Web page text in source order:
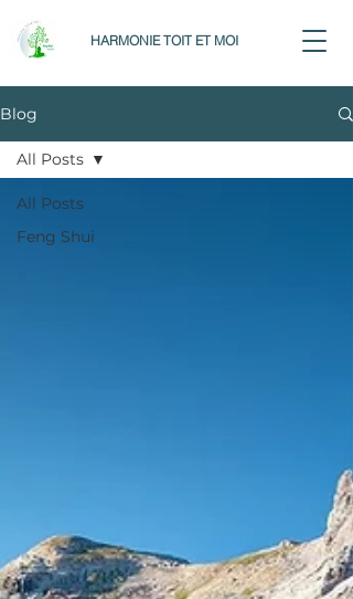
HARMONIE TOIT ET MOI
Blog
All Posts
Feng Shui
All Posts